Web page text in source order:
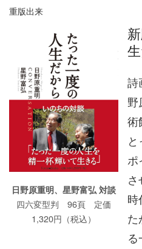
重版出来
日野原重明、星野富弘 対談
四六変型判 96頁 定価
1,320円（税込）
詩
野
術
ポ
時
た
る